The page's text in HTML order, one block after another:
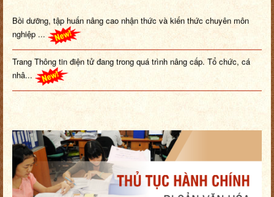
Bồi dưỡng, tập huấn nâng cao nhận thức và kiến thức chuyên môn
nghiệp ...
Trang Thông tin điện tử đang trong quá trình nâng cấp. Tổ chức, cá
nhâ...